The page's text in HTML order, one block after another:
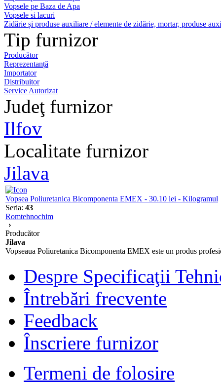
Vopsele pe Baza de Apa
Vopsele si lacuri
Zidărie și produse auxiliare / elemente de zidărie, mortar, produse
Tip furnizor
Producător
Reprezentanță
Importator
Distribuitor
Service Autorizat
Judeţ furnizor
Ilfov
Localitate furnizor
Jilava
Vopsea Poliuretanica Bicomponenta EMEX - 30.10 lei - Kilogramul
Seria: 43
Romtehnochim
Producător
Jilava
Vopseaua Poliuretanica Bicomponenta EMEX este un produs
Despre Specificaţii
Întrebări frecvente
Feedback
Înscriere furnizor
Termeni de folosire